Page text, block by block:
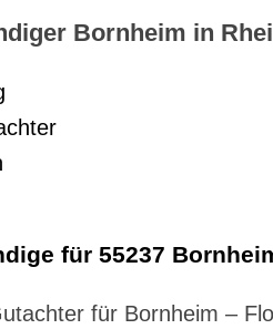
Bornheim in
für 55237
für Bornheim –